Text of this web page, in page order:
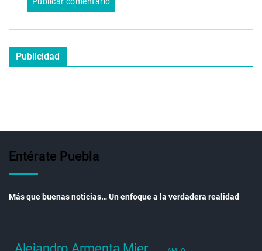
Publicidad
Entérate Puebla
Más que buenas noticias… Un enfoque a la verdadera realidad
Alejandro Armenta Mier